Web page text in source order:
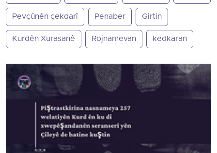
Pevçûnên çekdarî Penaber Girtin
Kurdên Xurasanê Rojnamevan kedkaran